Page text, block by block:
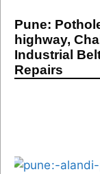
Pune:
highway,
Industrial
Repairs